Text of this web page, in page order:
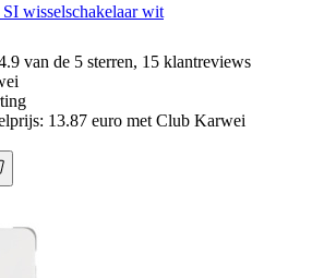
wisselschakelaar wit
van de 5 sterren, 15 klantreviews
13.87 euro met Club Karwei